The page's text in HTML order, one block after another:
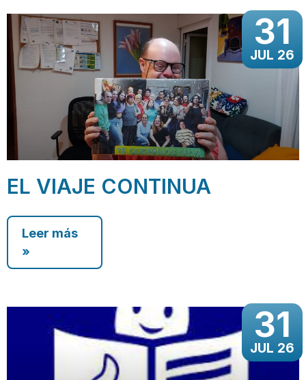
31
JUL 26
EL VIAJE CONTINUA
Leer más
»
31
JUL 26